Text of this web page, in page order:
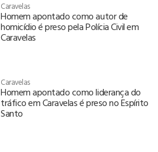
Caravelas
Homem apontado como autor de
homicídio é preso pela Polícia Civil em
Caravelas
Caravelas
Homem apontado como liderança do
tráfico em Caravelas é preso no Espírito
Santo